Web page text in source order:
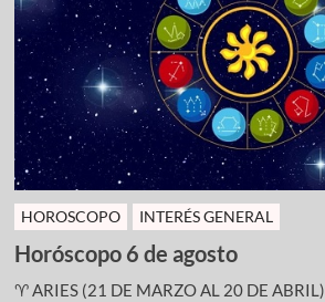
HOROSCOPO INTERÉS GENERAL
Horóscopo 6 de agosto
♈ ARIES (21 DE MARZO AL 20 DE